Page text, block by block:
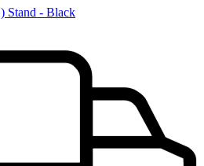
Stand - Black